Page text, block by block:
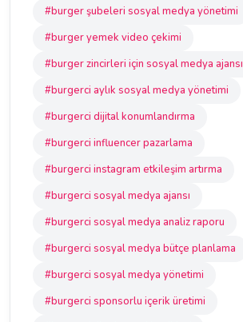
#burger şubeleri sosyal medya yönetimi
#burger yemek video çekimi
#burger zincirleri için sosyal medya ajansı
#burgerci aylık sosyal medya yönetimi
#burgerci dijital konumlandırma
#burgerci influencer pazarlama
#burgerci instagram etkileşim artırma
#burgerci sosyal medya ajansı
#burgerci sosyal medya analiz raporu
#burgerci sosyal medya bütçe planlama
#burgerci sosyal medya yönetimi
#burgerci sponsorlu içerik üretimi